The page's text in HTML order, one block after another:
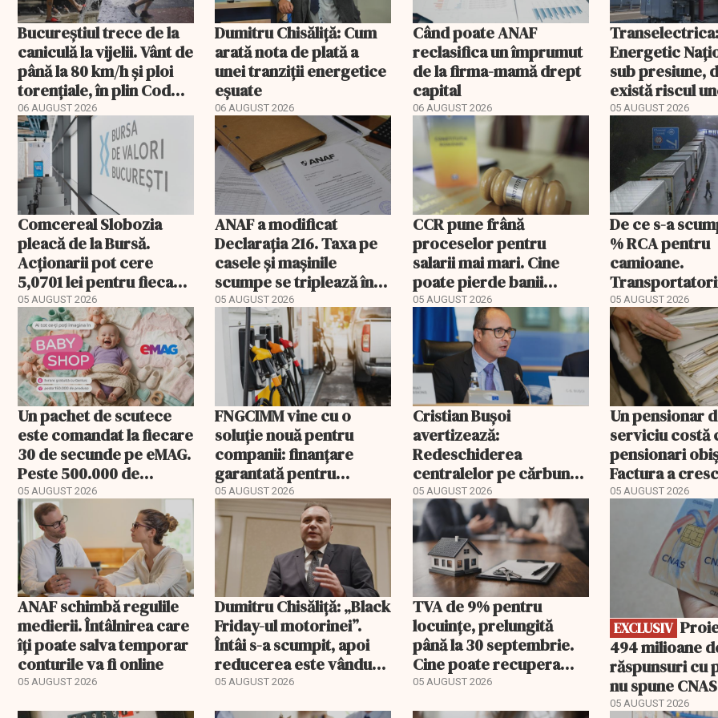
Bucureștiul trece de la
caniculă la vijelii. Vânt de
până la 80 km/h și ploi
torențiale, în plin Cod
portocaliu
06 AUGUST 2026
Dumitru Chisăliță: Cum
arată nota de plată a
unei tranziții energetice
eșuate
06 AUGUST 2026
Când poate ANAF
reclasifica un împrumut
de la firma-mamă drept
capital
06 AUGUST 2026
Energetic
sub presiune,
există riscul
majore
05 AUGUST 2026
Comcereal Slobozia
pleacă de la Bursă.
Acționarii pot cere
5,0701 lei pentru fiecare
acțiune
05 AUGUST 2026
ANAF a modificat
Declarația 216. Taxa pe
casele și mașinile
scumpe se triplează în
2026
05 AUGUST 2026
CCR pune frână
proceselor pentru
salarii mai mari. Cine
poate pierde banii
ceruți statului
05 AUGUST 2026
De ce s-a
% RCA pentru
camioane.
să publice
05 AUGUST 2026
Un pachet de scutece
este comandat la fiecare
30 de secunde pe eMAG.
Peste 500.000 de
comenzi pentru
bebeluși au fost cu
livrare a doua
05 AUGUST 2026
FNGCIMM vine cu o
soluție nouă pentru
companii: finanțare
garantată pentru
carburant și transport
05 AUGUST 2026
Cristian Bușoi
avertizează:
Redeschiderea
centralelor pe cărbune
poate costa România
peste un miliard de euro
05 AUGUST 2026
Un pensionar
serviciu costă
pensionari
Factura a
ori mai repede
05 AUGUST 2026
ANAF schimbă regulile
medierii. Întâlnirea care
îți poate salva temporar
conturile va fi online
05 AUGUST 2026
Dumitru Chisăliță: „Black
Friday-ul motorinei”.
Întâi s-a scumpit, apoi
reducerea este vândută
drept ajutor
05 AUGUST 2026
TVA de 9% pentru
locuințe, prelungită
până la 30 septembrie.
Cine poate recupera
diferența de taxă
05 AUGUST 2026
EXCLUSIV
EXCLUSIV Proiect de
494 milioane
răspunsuri cu
nu spune
noul PIAS
05 AUGUST 2026